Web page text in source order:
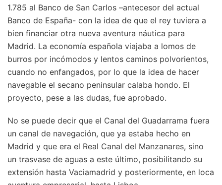
1.785 al Banco de San Carlos –antecesor del actual
Banco de España- con la idea de que el rey tuviera a
bien financiar otra nueva aventura náutica para
Madrid. La economía española viajaba a lomos de
burros por incómodos y lentos caminos polvorientos,
cuando no enfangados, por lo que la idea de hacer
navegable el secano peninsular calaba hondo. El
proyecto, pese a las dudas, fue aprobado.
No se puede decir que el Canal del Guadarrama fuera
un canal de navegación, que ya estaba hecho en
Madrid y que era el Real Canal del Manzanares, sino
un trasvase de aguas a este último, posibilitando su
extensión hasta Vaciamadrid y posteriormente, en loca